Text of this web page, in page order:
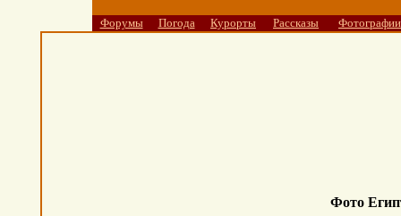
Форумы Погода Курорты Рассказы Фотографии
Фото